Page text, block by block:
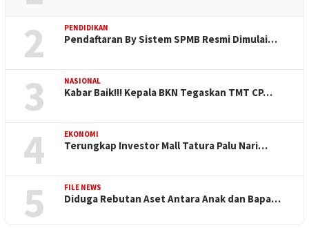
2 PENDIDIKAN
Pendaftaran By Sistem SPMB Resmi Dimulai…
3 NASIONAL
Kabar Baik!!! Kepala BKN Tegaskan TMT CP…
4 EKONOMI
Terungkap Investor Mall Tatura Palu Nari…
5 FILE NEWS
Diduga Rebutan Aset Antara Anak dan Bapa…